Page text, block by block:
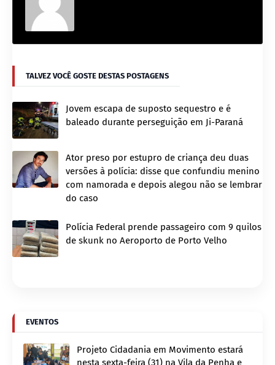
TALVEZ VOCÊ GOSTE DESTAS POSTAGENS
Jovem escapa de suposto sequestro e é
baleado durante perseguição em Ji-Paraná
Ator preso por estupro de criança deu duas
versões à polícia: disse que confundiu menino
com namorada e depois alegou não se lembrar
do caso
Polícia Federal prende passageiro com 9 quilos
de skunk no Aeroporto de Porto Velho
EVENTOS
Projeto Cidadania em Movimento estará
nesta sexta-feira (31) na Vila da Penha e